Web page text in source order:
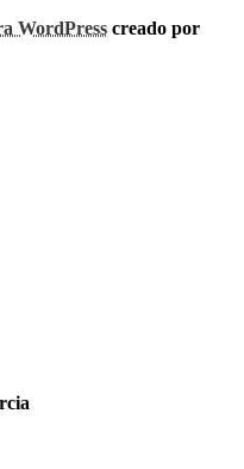
WordPress creado por